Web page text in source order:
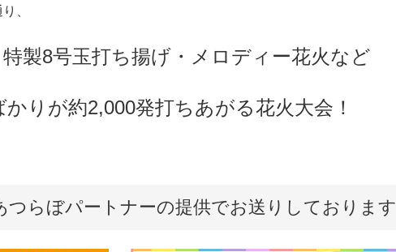
、
製8号玉打ち揚げ・メロディー花火など
りが約2,000発打ちあがる花火大会！
らぼパートナーの提供でお送りしております